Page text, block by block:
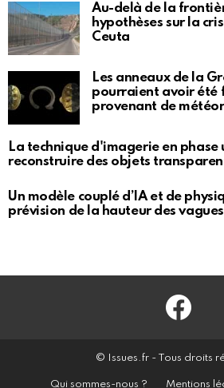
Au-delà de la
hypothèses sur la
Ceuta
Les anneaux de la
pourraient avoir été
provenant de
La technique d'imagerie en phase
reconstruire des objets
Un modèle couplé d’IA et de
prévision de la hauteur des
Facebook
© Issues.fr - Tous droits
Qui sommes-nous ? Mentions